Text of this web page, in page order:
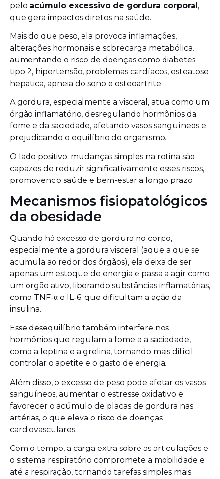
pelo acúmulo excessivo de gordura corporal,
que gera impactos diretos na saúde.
Mais do que peso, ela provoca inflamações,
alterações hormonais e sobrecarga metabólica,
aumentando o risco de doenças como diabetes
tipo 2, hipertensão, problemas cardíacos, esteatose
hepática, apneia do sono e osteoartrite.
A gordura, especialmente a visceral, atua como um
órgão inflamatório, desregulando hormônios da
fome e da saciedade, afetando vasos sanguíneos e
prejudicando o equilíbrio do organismo.
O lado positivo: mudanças simples na rotina são
capazes de reduzir significativamente esses riscos,
promovendo saúde e bem-estar a longo prazo.
Mecanismos fisiopatológicos
da obesidade
Quando há excesso de gordura no corpo,
especialmente a gordura visceral (aquela que se
acumula ao redor dos órgãos), ela deixa de ser
apenas um estoque de energia e passa a agir como
um órgão ativo, liberando substâncias inflamatórias,
como TNF-α e IL-6, que dificultam a ação da
insulina.
Esse desequilíbrio também interfere nos
hormônios que regulam a fome e a saciedade,
como a leptina e a grelina, tornando mais difícil
controlar o apetite e o gasto de energia.
Além disso, o excesso de peso pode afetar os vasos
sanguíneos, aumentar o estresse oxidativo e
favorecer o acúmulo de placas de gordura nas
artérias, o que eleva o risco de doenças
cardiovasculares.
Com o tempo, a carga extra sobre as articulações e
o sistema respiratório compromete a mobilidade e
até a respiração, tornando tarefas simples mais